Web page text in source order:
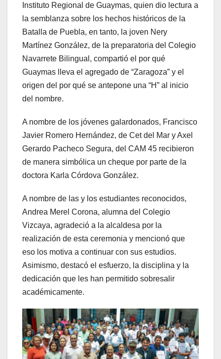
Instituto Regional de Guaymas, quien dio lectura a
la semblanza sobre los hechos históricos de la
Batalla de Puebla, en tanto, la joven Nery
Martínez González, de la preparatoria del Colegio
Navarrete Bilingual, compartió el por qué
Guaymas lleva el agregado de “Zaragoza” y el
origen del por qué se antepone una “H” al inicio
del nombre.
A nombre de los jóvenes galardonados, Francisco
Javier Romero Hernández, de Cet del Mar y Axel
Gerardo Pacheco Segura, del CAM 45 recibieron
de manera simbólica un cheque por parte de la
doctora Karla Córdova González.
A nombre de las y los estudiantes reconocidos,
Andrea Merel Corona, alumna del Colegio
Vizcaya, agradeció a la alcaldesa por la
realización de esta ceremonia y mencionó que
eso los motiva a continuar con sus estudios.
Asimismo, destacó el esfuerzo, la disciplina y la
dedicación que les han permitido sobresalir
académicamente.